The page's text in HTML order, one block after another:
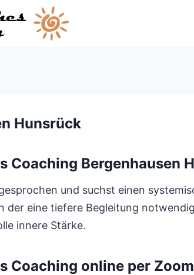
Hunsrück
Coaching Bergenhausen
und suchst einen
der eine tiefere Begleitung
innere Stärke.
Coaching online per Zoom